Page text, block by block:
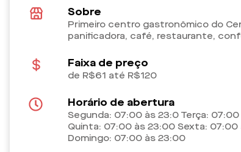
Sobre
Primeiro centro gastronômico do
panificadora, café, restaurante,
Faixa de preço
de R$61 até R$120
Horário de abertura
Segunda: 07:00 às 23:0 Terça:
Quinta: 07:00 às 23:00 Sexta:
Domingo: 07:00 às 23:00